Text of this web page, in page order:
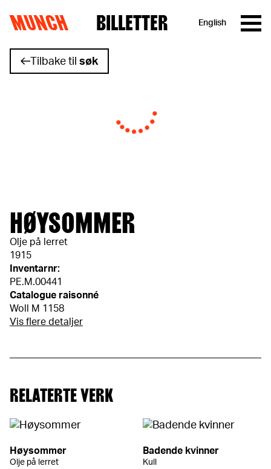
Hopp til innhold
MUNCH BILLETTER English
Tilbake til søk
HØYSOMMER
Olje på lerret
1915
Inventarnr:
PE.M.00441
Catalogue raisonné
Woll M 1158
Vis flere detaljer
RELATERTE VERK
Høysommer
Olje på lerret
Badende kvinner
Kull